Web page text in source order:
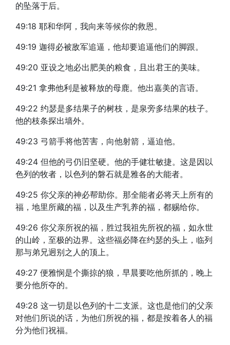
的坠落于后。
49:18 耶和华阿，我向来等候你的救恩。
49:19 迦得必被敌军追逼，他却要追逼他们的脚跟。
49:20 亚设之地必出肥美的粮食，且出君王的美味。
49:21 拿弗他利是被释放的母鹿。他出嘉美的言语。
49:22 约瑟是多结果子的树枝，是泉旁多结果的枝子。
他的枝条探出墙外。
49:23 弓箭手将他苦害，向他射箭，逼迫他。
49:24 但他的弓仍旧坚硬。他的手健壮敏捷。这是因以
色列的牧者，以色列的磐石就是雅各的大能者。
49:25 你父亲的神必帮助你。那全能者必将天上所有的
福，地里所藏的福，以及生产乳养的福，都赐给你。
49:26 你父亲所祝的福，胜过我祖先所祝的福，如永世
的山岭，至极的边界。这些福必降在约瑟的头上，临列
那与弟兄迥别之人的顶上。
49:27 便雅悯是个撕掠的狼，早晨要吃他所抓的，晚上
要分他所夺的。
49:28 这一切是以色列的十二支派。这也是他们的父亲
对他们所说的话，为他们所祝的福，都是按着各人的福
分为他们祝福。